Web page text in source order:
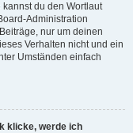
du den Wortlaut
Administration
nur um deinen
Verhalten nicht und ein
Umständen einfach
klicke, werde ich